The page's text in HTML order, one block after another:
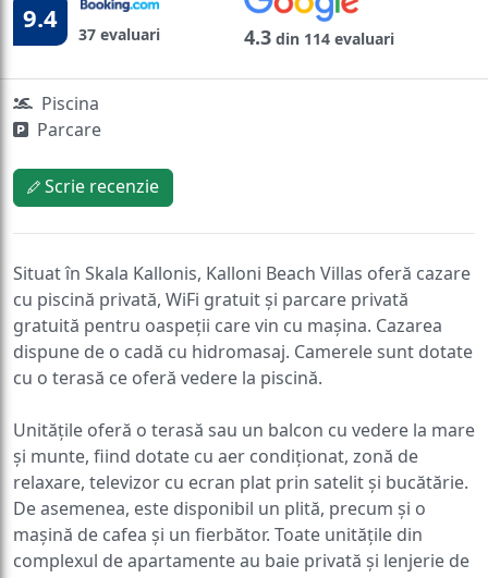
9.4 37 evaluari 4.3 din 114 evaluari
Piscina
Parcare
Scrie recenzie
Situat în Skala Kallonis, Kalloni Beach Villas oferă cazare
cu piscină privată, WiFi gratuit și parcare privată
gratuită pentru oaspeții care vin cu mașina. Cazarea
dispune de o cadă cu hidromasaj. Camerele sunt dotate
cu o terasă ce oferă vedere la piscină.
Unitățile oferă o terasă sau un balcon cu vedere la mare
și munte, fiind dotate cu aer condiționat, zonă de
relaxare, televizor cu ecran plat prin satelit și bucătărie.
De asemenea, este disponibil un plită, precum și o
mașină de cafea și un fierbător. Toate unitățile din
complexul de apartamente au baie privată și lenjerie de